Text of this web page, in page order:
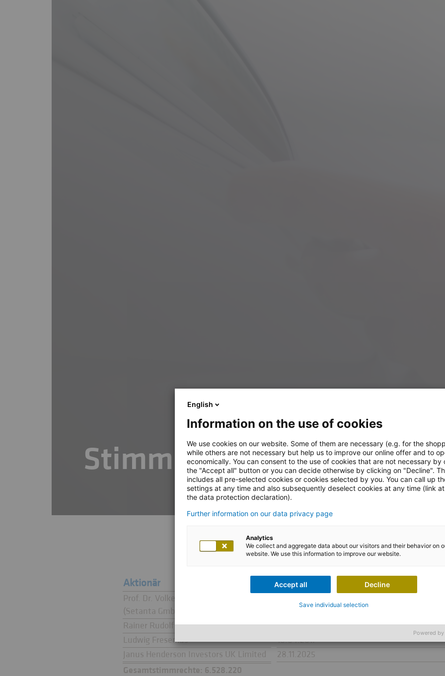
Stimmrechte
Schwellenwert- über- bzw. -
10.05.2022
18.04.2017
28.11.2025
Aktionär
Prof. Dr. Volker Gruhn
(Setanta GmbH, Pool)
Rainer Rudolf / RDF Familienstiftung
Ludwig Fresenius
Janus Henderson Investors UK Limited
Gesamtstimmrechte: 6.528.220
English
Information on the use of cookies
We use cookies on our website. Some of them are necessary (e.g. for the
while others are not necessary but help us to improve our online offer and to
economically. You can consent to the use of cookies that are not necessary by
the "Accept all" button or you can decide otherwise by clicking on "Decline".
includes all pre-selected cookies or cookies selected by you. You can call up
settings at any time and also subsequently deselect cookies at any time (link
the data protection declaration).
Further information on our data privacy page
Analytics
We collect and aggregate data about our visitors and their behavior on
website. We use this information to improve our website.
Accept all Decline
Save individual selection
Powered by